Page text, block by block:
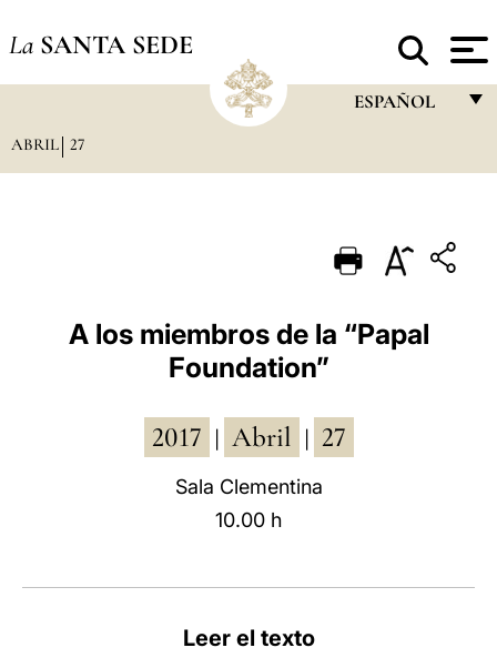
La SANTA SEDE
ESPAÑOL
PORTUGUÊS
ESPAÑOL
ABRIL 27
A los miembros de la “Papal
Foundation”
2017 Abril 27
Sala Clementina
10.00 h
Leer el texto